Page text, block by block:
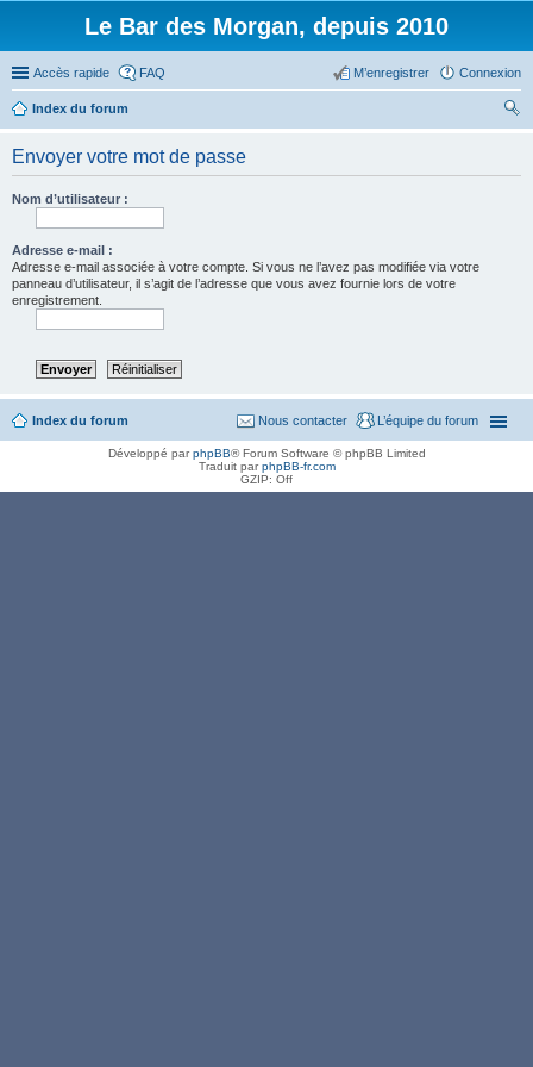
Le Bar des Morgan, depuis 2010
Accès rapide FAQ Connexion
M’enregistrer
Index du forum
Envoyer votre mot de passe
Nom d’utilisateur :
Adresse e-mail :
Adresse e-mail associée à votre compte. Si vous ne l’avez pas modifiée via votre
panneau d’utilisateur, il s’agit de l’adresse que vous avez fournie lors de votre
enregistrement.
Index du forum L’équipe du forum
Nous contacter
Développé parphpBB® Forum Software © phpBB Limited
Traduit parphpBB-fr.com
GZIP: Off